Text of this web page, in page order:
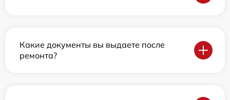
Какие документы вы выдаете после
ремонта?